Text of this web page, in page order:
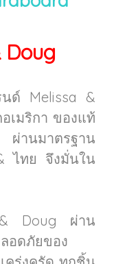
นด์ Melissa &
เมริกา ของแท้
ผ่านมาตรฐาน
ไทย จึงมั่นใน
Doug ผ่าน
อดภัยของ